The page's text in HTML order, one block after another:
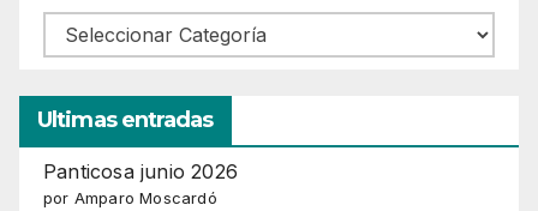
Ultimas entradas
Panticosa junio 2026
por Amparo Moscardó